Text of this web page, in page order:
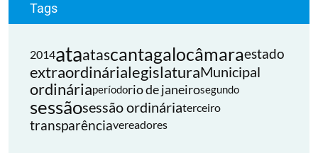
Tags
2014ataatascantagalocâmaraestado
extraordinárialegislaturaMunicipal
ordináriaperíodorio de janeirosegundo
sessãosessão ordináriaterceiro
transparênciavereadores